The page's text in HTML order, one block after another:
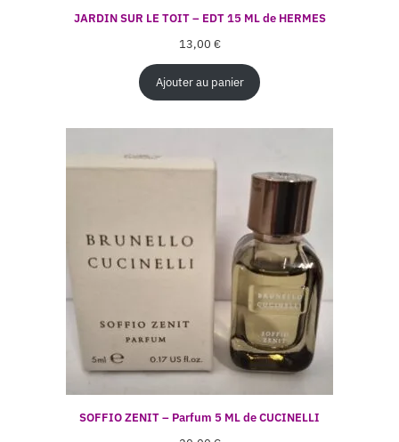
JARDIN SUR LE TOIT – EDT 15 ML de HERMES
13,00 €
Ajouter au panier
SOFFIO ZENIT – Parfum 5 ML de CUCINELLI